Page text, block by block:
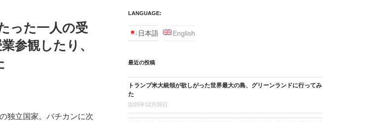
った一人の受
参観したり、
独立国家。バチカンに次
LANGUAGE:
日本語 English
最近の投稿
トランプ米大統領が欲しがった世界最大の島、グリーンランドに行ってみ
た
2025年12月26日